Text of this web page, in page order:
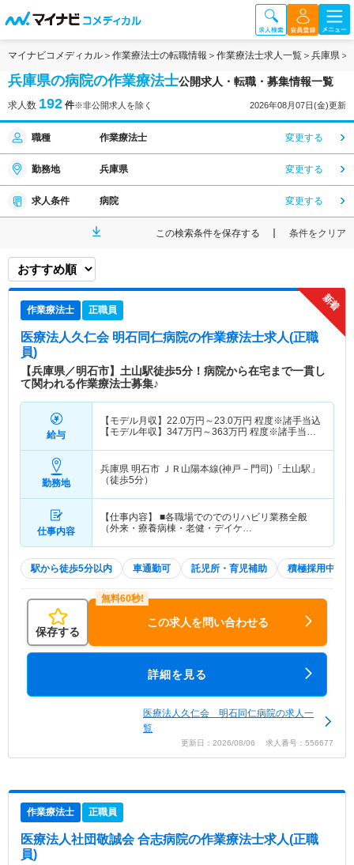
マイナビコメディカル 作業療法士の転職情報 作業療法士求人一覧 兵庫県
兵庫県の病院の作業療法士公開求人・転職・募集情報一覧
求人数 192 件※非公開求人を除く 2026年08月07日(金)更新
職種 作業療法士 変更する
勤務地 兵庫県 変更する
求人条件 病院 変更する
この検索条件を保存する 条件をクリア
作業療法士 正職員
医療法人久仁会 明石同仁病院の作業療法士求人(正職
員)
【兵庫県／明石市】土山駅徒歩5分！病院から在宅まで一貫し
て関われる作業療法士募集♪
給与
【モデル月収】 22.0万円～23.0万円 程度※諸手当込
【モデル年収】 347万円～363万円 程度※諸手当・
勤務地
兵庫県 明石市
ＪＲ山陽本線(神戸－門司)「土山駅」
（徒歩5分）
仕事内容
【仕事内容】 ■各職場でのでのリハビリ業務全般
（外来・療養病棟・老健・デイケ…
駅から徒歩5分以内 車通勤可 託児所・育児補助 積極採用中
保存する
この求人を問い合わせる
詳細を見る
医療法人久仁会 明石同仁病院の求人一
覧
更新日：2026/08/06 求人番号：556677
作業療法士 正職員
医療法人社団敬誠会 合志病院の作業療法士求人(正職
員)